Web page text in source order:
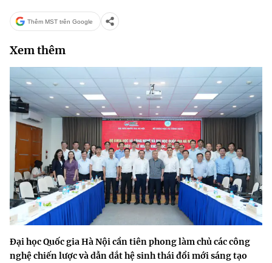
Thêm MST trên Google
Xem thêm
Đại học Quốc gia Hà Nội cần tiên phong làm chủ các công
nghệ chiến lược và dẫn dắt hệ sinh thái đổi mới sáng tạo